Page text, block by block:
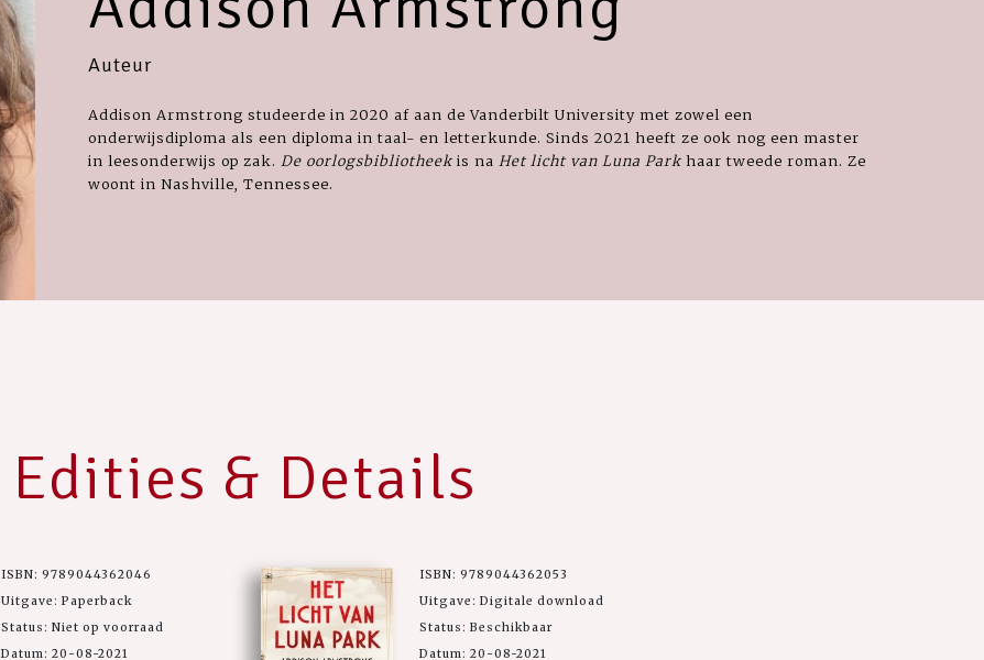
Auteur
Addison Armstrong studeerde in 2020 af aan de Vanderbilt University met zowel een
onderwijsdiploma als een diploma in taal- en letterkunde. Sinds 2021 heeft ze ook nog een master
in leesonderwijs op zak. De oorlogsbibliotheek is na Het licht van Luna Park haar tweede roman. Ze
woont in Nashville, Tennessee.
Edities & Details
ISBN: 9789044362046
Uitgave: Paperback
Status: Niet op voorraad
Datum: 20-08-2021
ISBN: 9789044362053
Uitgave: Digitale download
Status: Beschikbaar
Datum: 20-08-2021